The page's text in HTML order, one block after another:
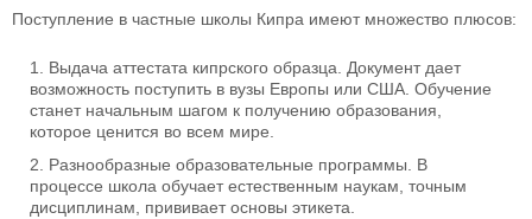
Поступление в частные школы Кипра имеют множество плюсов:
Выдача аттестата кипрского образца. Документ дает
возможность поступить в вузы Европы или США. Обучение
станет начальным шагом к получению образования,
которое ценится во всем мире.
Разнообразные образовательные программы. В
процессе школа обучает естественным наукам, точным
дисциплинам, прививает основы этикета.